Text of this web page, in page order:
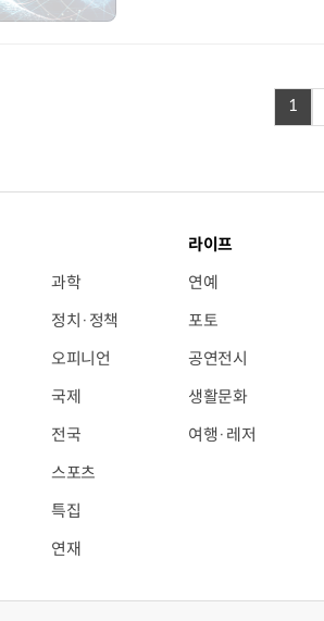
1
과학
정치·정책
오피니언
국제
전국
스포츠
특집
연재
라이프
연예
포토
공연전시
생활문화
여행·레저